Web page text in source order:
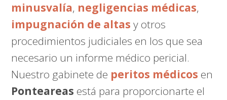
minusvalía, negligencias médicas,
impugnación de altas y otros
procedimientos judiciales en los que sea
necesario un informe médico pericial.
Nuestro gabinete de peritos médicos en
Ponteareas está para proporcionarte el